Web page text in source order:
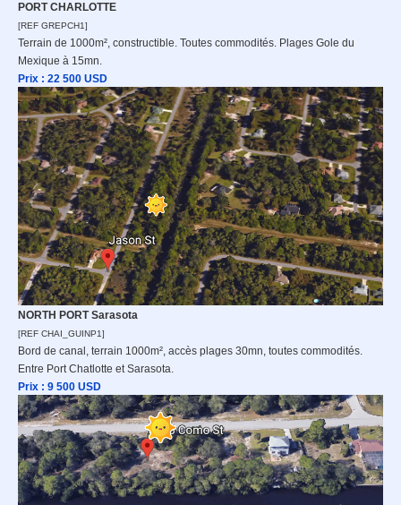
PORT CHARLOTTE
[REF GREPCH1]
Terrain de 1000m², constructible. Toutes commodités. Plages Gole du
Mexique à 15mn.
Prix : 22 500 USD
NORTH PORT Sarasota
[REF CHAI_GUINP1]
Bord de canal, terrain 1000m², accès plages 30mn, toutes commodités.
Entre Port Chatlotte et Sarasota.
Prix : 9 500 USD